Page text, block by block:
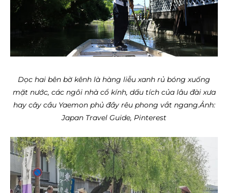
Dọc hai bên bờ kênh là hàng liễu xanh rủ bóng xuống
mặt nước, các ngôi nhà cổ kính, dấu tích của lâu đài xưa
hay cây cầu Yaemon phủ đầy rêu phong vắt ngang.Ảnh:
Japan Travel Guide, Pinterest